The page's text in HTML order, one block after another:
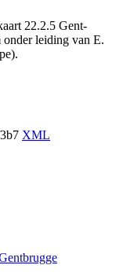
22.2.5 Gent-
leiding van E.
XML